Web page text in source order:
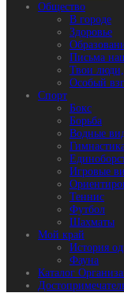
Общество
В городе
Здоровье
Письма
Твои
Особый
Спорт
Бокс
Борьба
Водные
Игровые
Теннис
Футбол
Шахматы
Мой край
История
Фауна
Каталог